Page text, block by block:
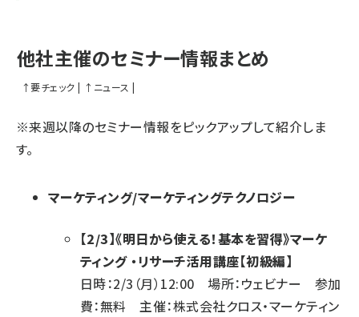
他社主催のセミナー情報まとめ
↑要チェック | ↑ ニュース |
※来週以降のセミナー情報をピックアップして紹介しま
す。
マーケティング/マーケティングテクノロジー
【2/3】《明日から使える！基本を習得》マーケ
ティング ・リサーチ活用講座【初級編】
日時：2/3（月）12:00 場所：ウェビナー 参加
費：無料 主催：株式会社クロス・マーケティン